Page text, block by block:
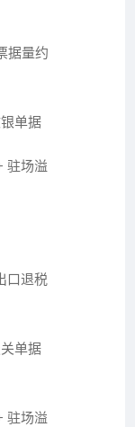
据量约
单据
驻场溢
口退税
单据
驻场溢